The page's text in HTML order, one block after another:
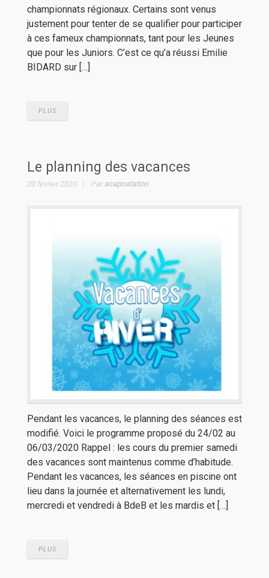
championnats régionaux. Certains sont venus
justement pour tenter de se qualifier pour participer
à ces fameux championnats, tant pour les Jeunes
que pour les Juniors. C’est ce qu’a réussi Emilie
BIDARD sur […]
PLUS
Le planning des vacances
20 février 2020 Paracapnatation
Pendant les vacances, le planning des séances est
modifié. Voici le programme proposé du 24/02 au
06/03/2020 Rappel : les cours du premier samedi
des vacances sont maintenus comme d’habitude.
Pendant les vacances, les séances en piscine ont
lieu dans la journée et alternativement les lundi,
mercredi et vendredi à BdeB et les mardis et […]
PLUS